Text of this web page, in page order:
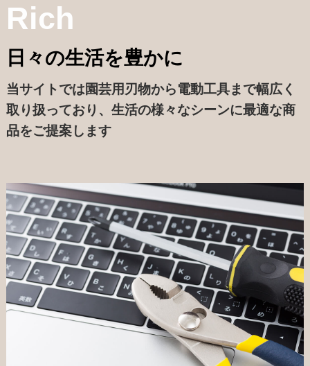
Rich
日々の生活を豊かに
当サイトでは園芸用刃物から電動工具まで幅広く
取り扱っており、生活の様々なシーンに最適な商
品をご提案します